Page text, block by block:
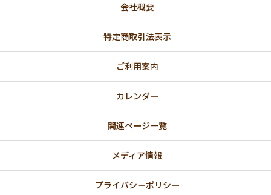
会社概要
特定商取引法表示
ご利用案内
カレンダー
関連ページ一覧
メディア情報
プライバシーポリシー